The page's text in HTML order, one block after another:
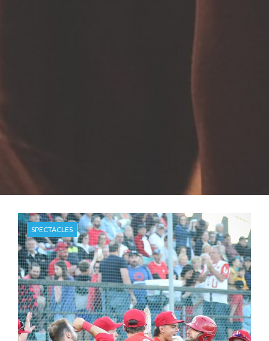
SPECTACLES